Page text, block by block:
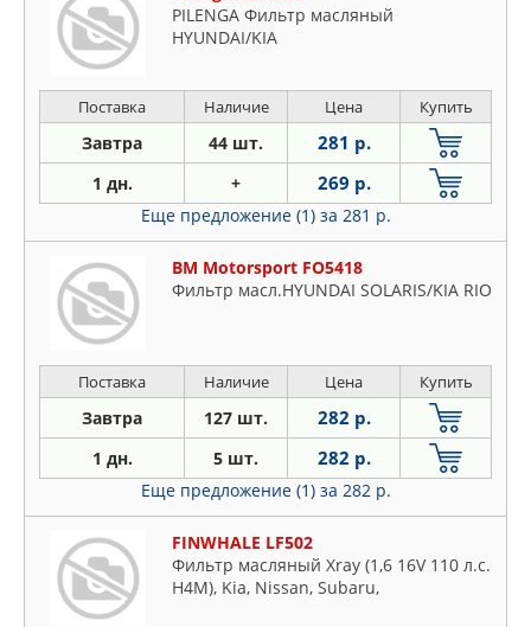
PILENGA Фильтр масляный
HYUNDAI/KIA
Поставка Наличие Цена Купить
Завтра 44 шт. 281 р.
1 дн. + 269 р.
Еще предложение (1) за 281 р.
BM Motorsport FO5418
Фильтр масл.HYUNDAI SOLARIS/KIA RIO
Поставка Наличие Цена Купить
Завтра 127 шт. 282 р.
1 дн. 5 шт. 282 р.
Еще предложение (1) за 282 р.
FINWHALE LF502
Фильтр масляный Xray (1,6 16V 110 л.с.
H4M), Kia, Nissan, Subaru,